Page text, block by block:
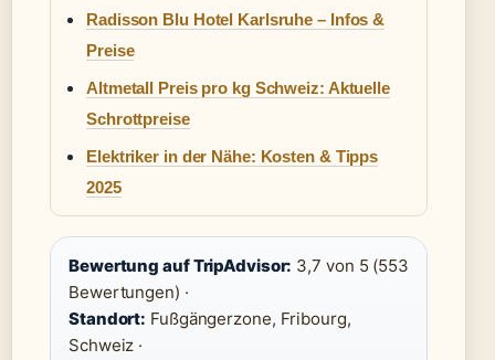
Radisson Blu Hotel Karlsruhe – Infos &
Preise
Altmetall Preis pro kg Schweiz: Aktuelle
Schrottpreise
Elektriker in der Nähe: Kosten & Tipps
2025
Bewertung auf TripAdvisor: 3,7 von 5 (553
Bewertungen) ·
Standort: Fußgängerzone, Fribourg,
Schweiz ·